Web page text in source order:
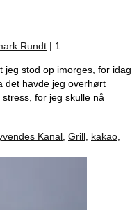
Rundt | 1
stod op imorges, for idag
det havde jeg overhørt
for jeg skulle nå
Kanal Grill kakao